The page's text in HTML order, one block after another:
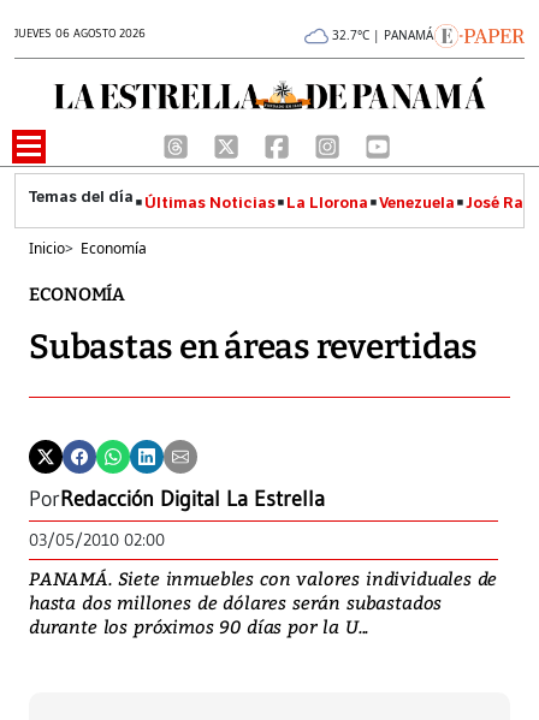
JUEVES 06 AGOSTO 2026 32.7°C | PANAMÁ
Últimas Noticias La Llorona Venezuela José
Inicio> Economía
ECONOMÍA
Subastas en áreas revertidas
PorRedacción Digital La Estrella
03/05/2010 02:00
PANAMÁ. Siete inmuebles con valores individuales de
hasta dos millones de dólares serán subastados
durante los próximos 90 días por la U...